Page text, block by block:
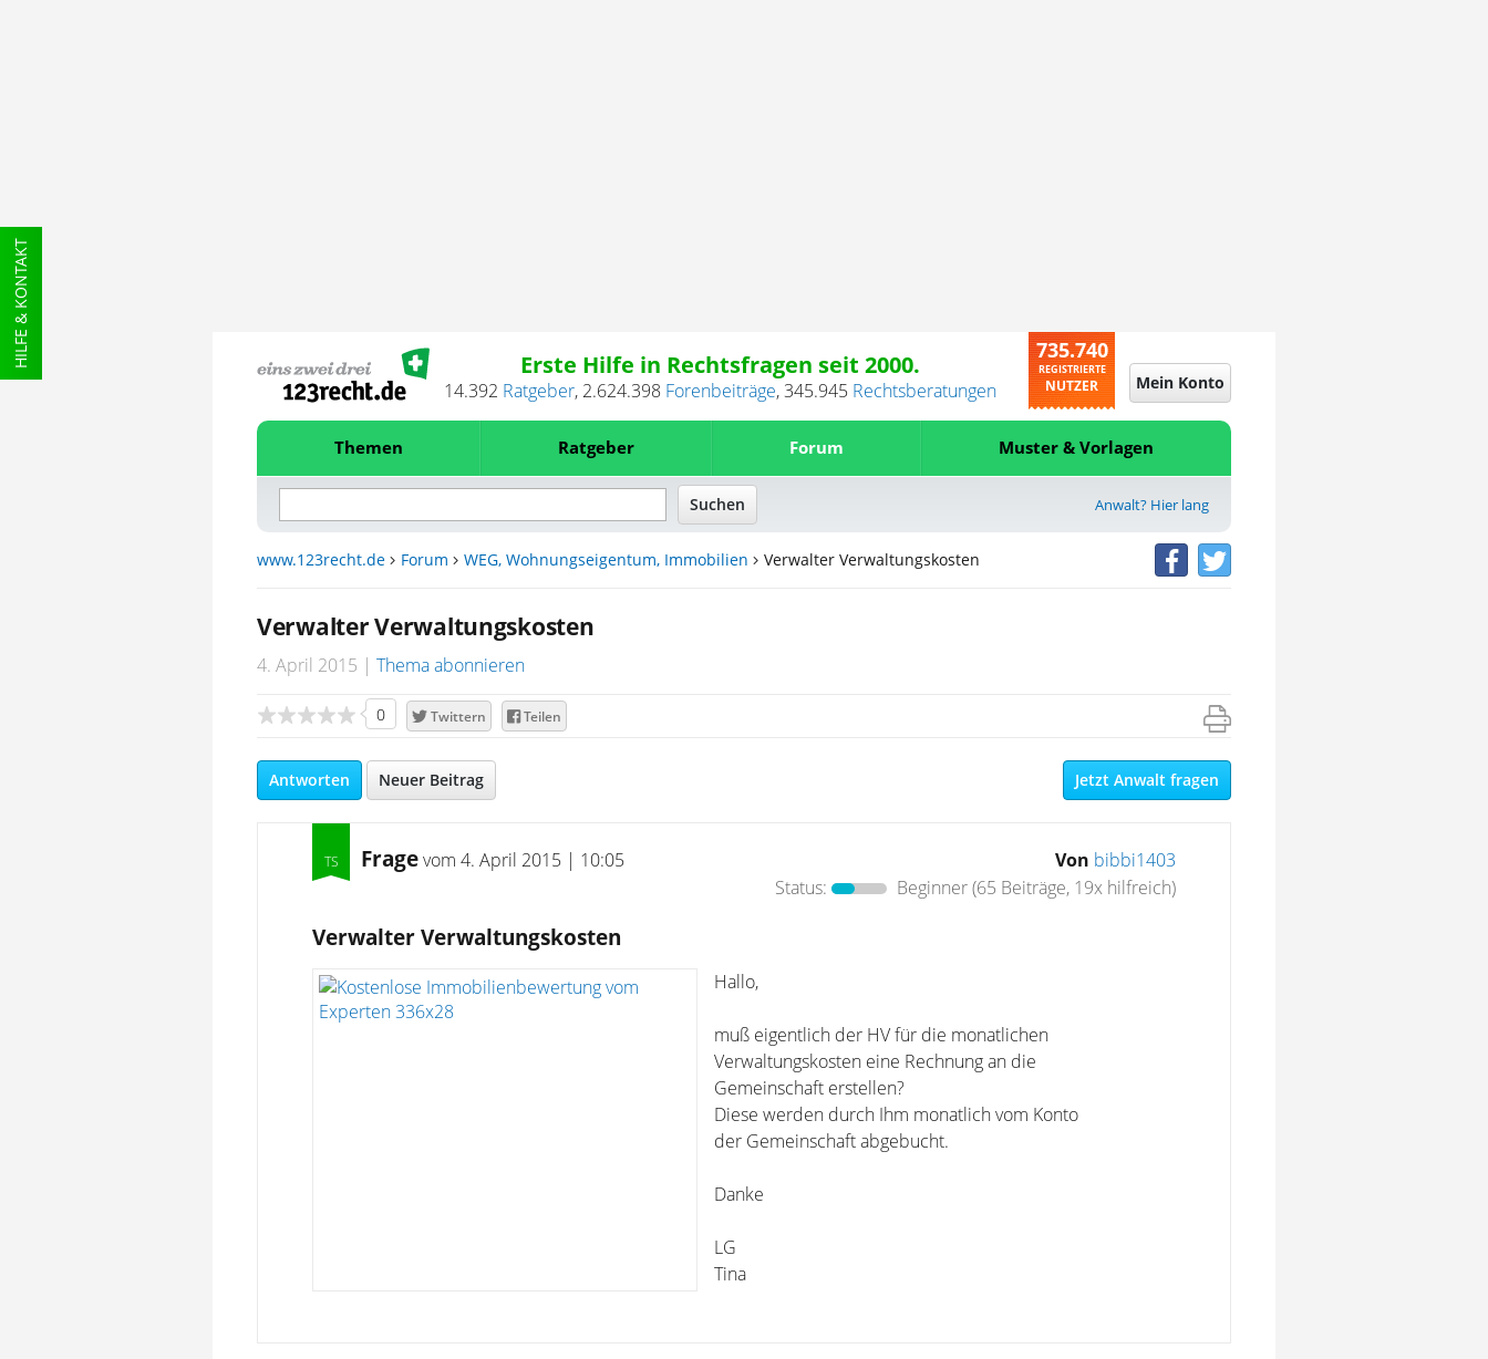
HILFE & KONTAKT Erste Hilfe in Rechtsfragen seit 2000.
14.392 Ratgeber, 2.624.398 Forenbeiträge,345.945 Rechtsberatungen
735.740
REGISTRIERTE
NUTZER Mein Konto
Themen Ratgeber Forum Muster & Vorlagen
Anwalt? Hier lang
www.123recht.de Forum WEG, Wohnungseigentum, Immobilien Verwalter Verwaltungskosten
Verwalter Verwaltungskosten
4. April 2015 Thema abonnieren
0 Twittern Teilen
Antworten Neuer Beitrag Jetzt Anwalt fragen
Fragevom 4. April 2015 | 10:05 Von bibbi1403
Status:
Beginner(65 Beiträge, 19x hilfreich)
Verwalter Verwaltungskosten
Hallo,
muß eigentlich der HV für die monatlichen
Verwaltungskosten eine Rechnung an die
Gemeinschaft erstellen?
Diese werden durch Ihm monatlich vom Konto
der Gemeinschaft abgebucht.
Danke
LG
Tina